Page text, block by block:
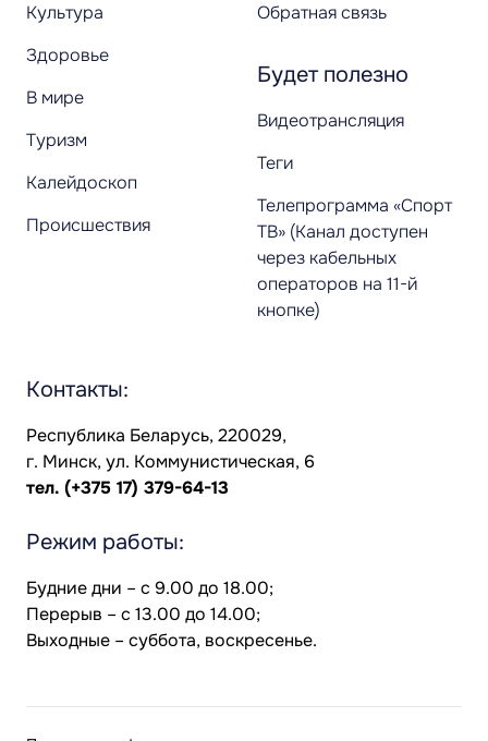
Культура
Здоровье
В мире
Туризм
Калейдоскоп
Происшествия
Обратная связь
Будет полезно
Видеотрансляция
Теги
Телепрограмма «Спорт
ТВ» (Канал доступен
через кабельных
операторов на 11-й
кнопке)
Контакты:
Республика Беларусь, 220029,
г. Минск, ул. Коммунистическая, 6
тел. (+375 17) 379-64-13
Режим работы:
Будние дни – с 9.00 до 18.00;
Перерыв – с 13.00 до 14.00;
Выходные – суббота, воскресенье.